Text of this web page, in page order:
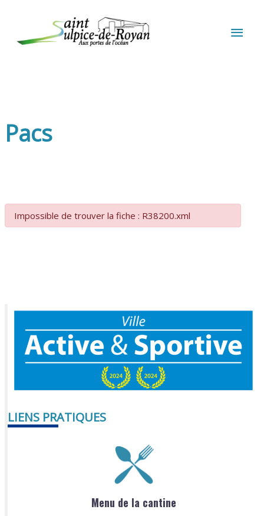
Pacs
Impossible de trouver la fiche : R38200.xml
LIENS PRATIQUES
Menu de la cantine